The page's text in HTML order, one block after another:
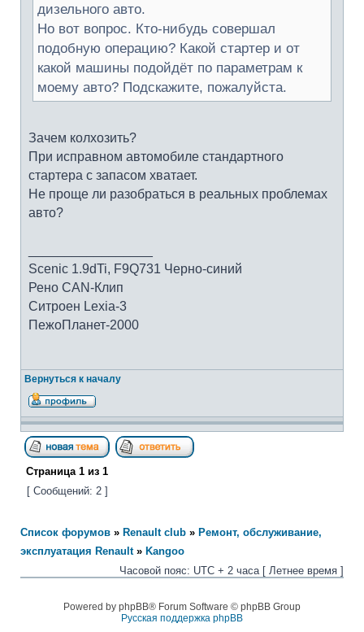
дизельного авто.
Но вот вопрос. Кто-нибудь совершал
подобную операцию? Какой стартер и от
какой машины подойдёт по параметрам к
моему авто? Подскажите, пожалуйста.
Зачем колхозить?
При исправном автомобиле стандартного
стартера с запасом хватает.
Не проще ли разобраться в реальных проблемах
авто?
Scenic 1.9dTi, F9Q731 Черно-синий
Рено CAN-Клип
Ситроен Lexia-3
ПежоПланет-2000
Вернуться к началу
Страница 1 из 1
[ Сообщений: 2 ]
Список форумов » Renault club » Ремонт, обслуживание,
эксплуатация Renault» Kangoo
Часовой пояс: UTC + 2 часа [ Летнее время ]
Powered by phpBB® Forum Software © phpBB Group
Русская поддержка phpBB